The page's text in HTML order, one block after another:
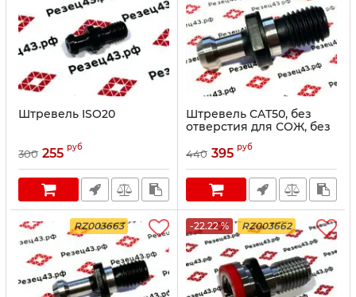
Штревель ISO20
300 255 руб
Штревель CAT50, без
отверстия для СОЖ, без
уплотнительного кольца
440 395 руб
RZ003663 -22.22 % RZ003662